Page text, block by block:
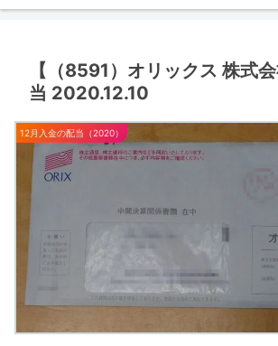
【（8591）オリックス 株式
当 2020.12.10
12月入金の配当（2020）